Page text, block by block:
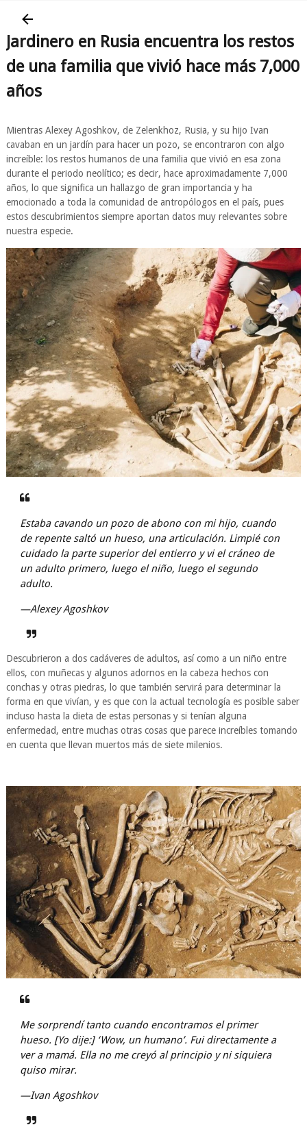
Jardinero en Rusia encuentra los restos
de una familia que vivió hace más 7,000
años
Mientras Alexey Agoshkov, de Zelenkhoz, Rusia, y su hijo Ivan
cavaban en un jardín para hacer un pozo, se encontraron con algo
increíble: los restos humanos de una familia que vivió en esa zona
durante el periodo neolítico; es decir, hace aproximadamente 7,000
años, lo que significa un hallazgo de gran importancia y ha
emocionado a toda la comunidad de antropólogos en el país, pues
estos descubrimientos siempre aportan datos muy relevantes sobre
nuestra especie.
Estaba cavando un pozo de abono con mi hijo, cuando
de repente saltó un hueso, una articulación. Limpié con
cuidado la parte superior del entierro y vi el cráneo de
un adulto primero, luego el niño, luego el segundo
adulto.
—Alexey Agoshkov
Descubrieron a dos cadáveres de adultos, así como a un niño entre
ellos, con muñecas y algunos adornos en la cabeza hechos con
conchas y otras piedras, lo que también servirá para determinar la
forma en que vivían, y es que con la actual tecnología es posible saber
incluso hasta la dieta de estas personas y si tenían alguna
enfermedad, entre muchas otras cosas que parece increíbles tomando
en cuenta que llevan muertos más de siete milenios.
Me sorprendí tanto cuando encontramos el primer
hueso. [Yo dije:] ‘Wow, un humano’. Fui directamente a
ver a mamá. Ella no me creyó al principio y ni siquiera
quiso mirar.
—Ivan Agoshkov